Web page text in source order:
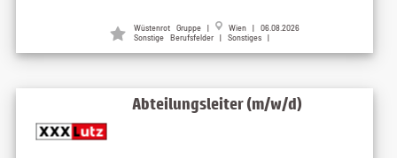
Wüstenrot Gruppe | Wien | 06.08.2026
Sonstige Berufsfelder | Sonstiges |
Abteilungsleiter (m/w/d)